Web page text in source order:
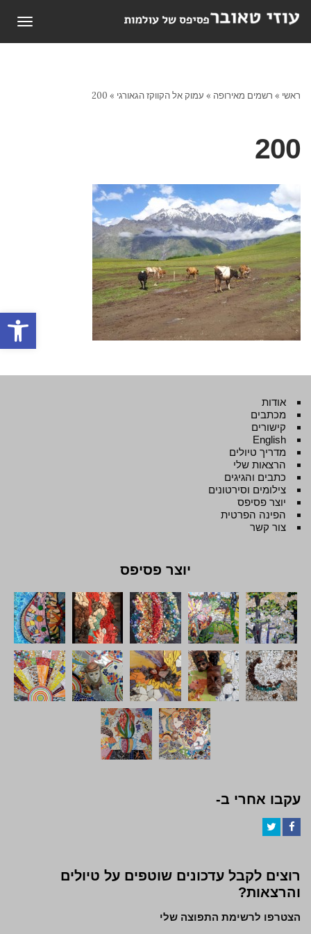
פתח
ראשי » רשמים מאירופה » עמוק אל הקווקז הגאורגי »
200
200
אודות
מכתבים
קישורים
English
מדריך טיולים
הרצאות שלי
כתבים והגיגים
צילומים וסירטונים
יוצר פסיפס
הפינה הפרטית
צור קשר
יוצר פסיפס
עקבו אחרי ב-
רוצים לקבל עדכונים שוטפים על טיולים
והרצאות?
הצטרפו לרשימת התפוצה שלי